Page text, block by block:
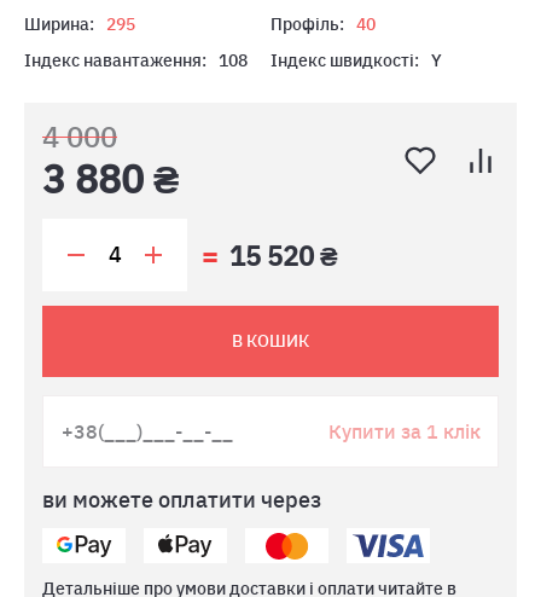
Ширина:
295 Профіль:
40
Індекс навантаження:
108 Індекс швидкості: Y
4 000
3 880 ₴
15 520 ₴
В КОШИК
Купити за 1 клік
ви можете оплатити через
Детальніше про умови доставки і оплати читайте в